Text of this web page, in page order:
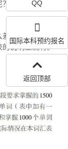
词汇一定是英
差别呢？ 高考英
说明里就有。
QQ
国际本科预约报名
返回顶部